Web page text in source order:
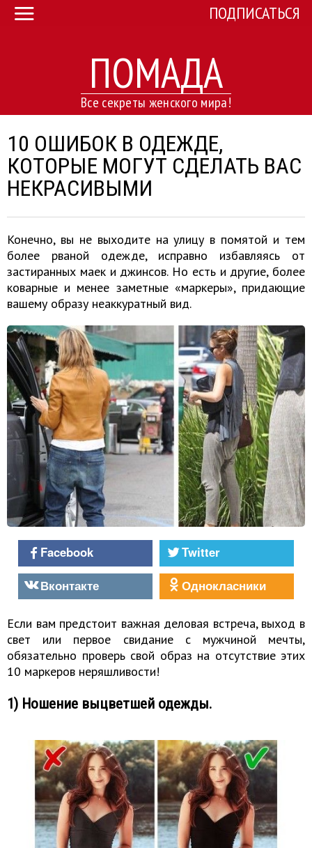
ПОМАДА
Все секреты женского мира!
ПОДПИСАТЬСЯ
10 ОШИБОК В ОДЕЖДЕ,
КОТОРЫЕ МОГУТ СДЕЛАТЬ ВАС
НЕКРАСИВЫМИ
Конечно, вы не выходите на улицу в помятой и тем
более рваной одежде, исправно избавляясь от
застиранных маек и джинсов. Но есть и другие, более
коварные и менее заметные «маркеры», придающие
вашему образу неаккуратный вид.
Facebook
Twitter
Вконтакте
Однокласники
Если вам предстоит важная деловая встреча, выход в
свет или первое свидание с мужчиной мечты,
обязательно проверь свой образ на отсутствие этих
10 маркеров неряшливости!
1) Ношение выцветшей одежды.